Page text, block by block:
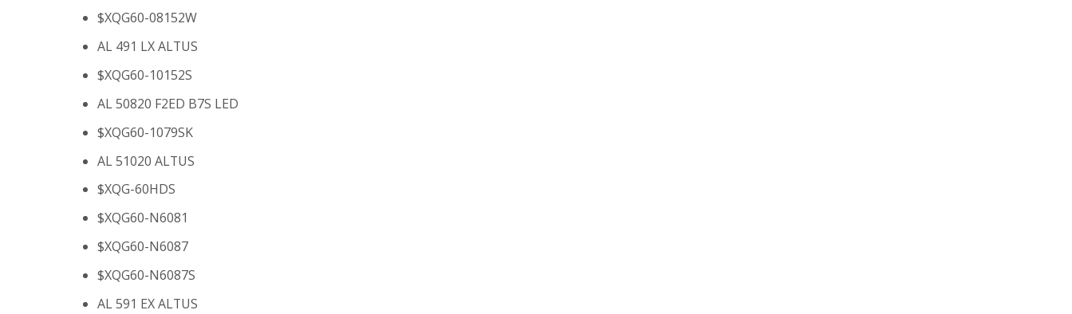
$XQG60-08152W
AL 491 LX ALTUS
$XQG60-10152S
AL 50820 F2ED B7S LED
$XQG60-1079SK
AL 51020 ALTUS
$XQG-60HDS
$XQG60-N6081
$XQG60-N6087
$XQG60-N6087S
AL 591 EX ALTUS